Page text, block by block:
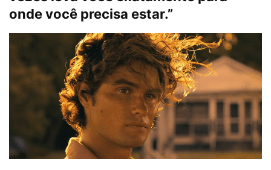
onde você precisa estar.”